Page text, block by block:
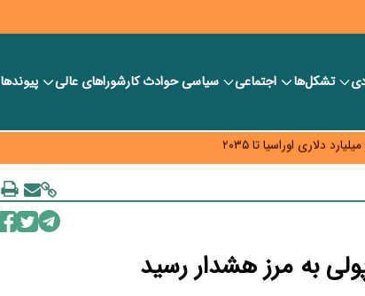
تشکل‌ها اجتماعی سیاسیحوادث کارشورا‎های عالی پیوندها
بانک‌ها و صرافی‌ها
شبکه کمتر توسعه می‌یابد
سیاست‌های مالیاتی در حمایت از تولید